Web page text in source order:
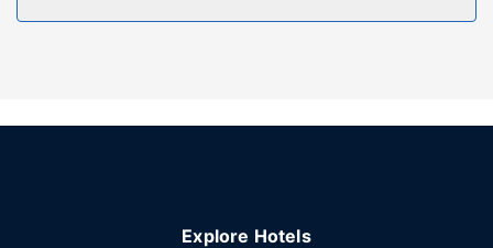
Απολαύστε τις ψυχαγωγικές δραστηριότητες που
Explore Hotels